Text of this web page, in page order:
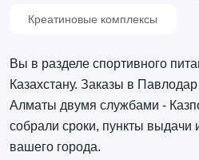
Креатиновые комплексы
Вы в разделе спортивного
Казахстану. Заказы в
Алматы двумя службами -
собрали сроки, пункты выдачи
вашего города.